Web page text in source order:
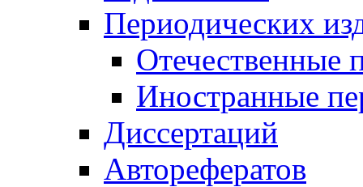
Периодических
Отечественные
Иностранные
Диссертаций
Авторефератов